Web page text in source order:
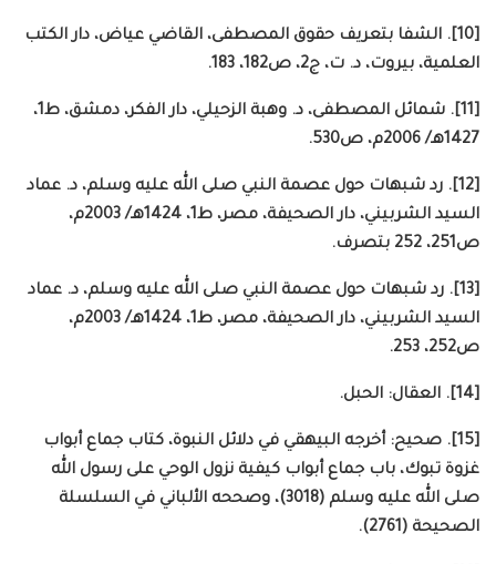
[10]. الشفا بتعريف حقوق المصطفى، القاضي عياض، دار الكتب
العلمية، بيروت، د. ت، ج2، ص182، 183.
[11]. شمائل المصطفى، د. وهبة الزحيلي، دار الفكر، دمشق، ط1،
1427هـ/ 2006م، ص530.
[12]. رد شبهات حول عصمة النبي صلى الله عليه وسلم، د. عماد
السيد الشربيني، دار الصحيفة، مصر، ط1، 1424هـ/ 2003م،
ص251، 252 بتصرف.
[13]. رد شبهات حول عصمة النبي صلى الله عليه وسلم، د. عماد
السيد الشربيني، دار الصحيفة، مصر، ط1، 1424هـ/ 2003م،
ص252، 253.
[14]. العقال: الحبل.
[15]. صحيح: أخرجه البيهقي في دلائل النبوة، كتاب جماع أبواب
غزوة تبوك، باب جماع أبواب كيفية نزول الوحي على رسول الله
صلى الله عليه وسلم (3018)، وصححه الألباني في السلسلة
الصحيحة (2761).